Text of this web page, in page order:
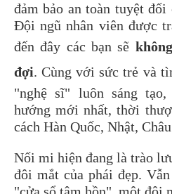
đảm bảo an toàn tuyệt đối
Đội ngũ nhân viên được
đến đây các bạn sẽ
đợi. Cùng với sức trẻ và
"nghệ sĩ" luôn sáng
hướng mới nhất, thời
cách Hàn Quốc, Nhật,
Nối mi hiện đang là trào
đôi mắt của phái đẹp.